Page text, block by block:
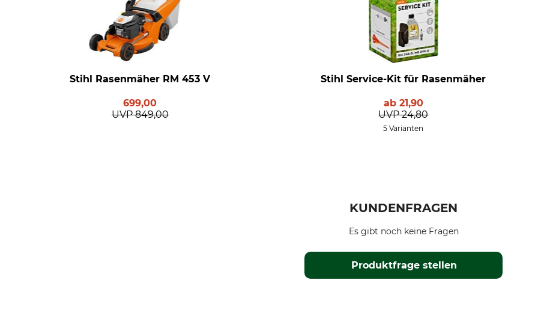
Stihl Rasenmäher RM 453 V
699,00
UVP 849,00
Stihl Service-Kit für Rasenmäher
ab 21,90
UVP 24,80
5 Varianten
KUNDENFRAGEN
Produktfrage stellen
Es gibt noch keine Fragen